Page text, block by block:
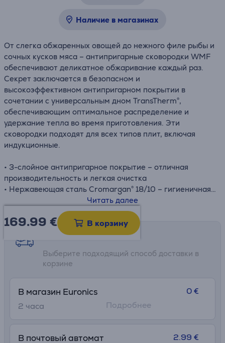
Наличие в магазинах
От слегка обжаренных овощей до нежного филе рыбы и
сочных кусков мяса – антипригарные сковородки WMF
обеспечивают деликатное обжаривание каждый раз.
Секрет заключается в безопасном и
высокоэффективном антипригарном покрытии в
сочетании с универсальным дном TransTherm®,
обеспечивающим оптимальное распределение и
удержание тепла во время приготовления. Эти
сковородки подходят для всех типов плит, включая
индукционные.
• 3-слойное антипригарное покрытие – отличная
производительность и легкая очистка
• Нержавеющая сталь Cromargan® 18/10 – гигиеничная
• Термостойкая ручка для максимальной безопасности
и удобства при приготовлении еды
• Широкий край для удобного наливания без капель
Читать далее
169.99 € В корзину
Возможности доставки
Выберите подходящий способ доставки в
корзине
В магазин Euronics
2 часa
0 €
Подробнее
В почтовый автомат 2.99 €